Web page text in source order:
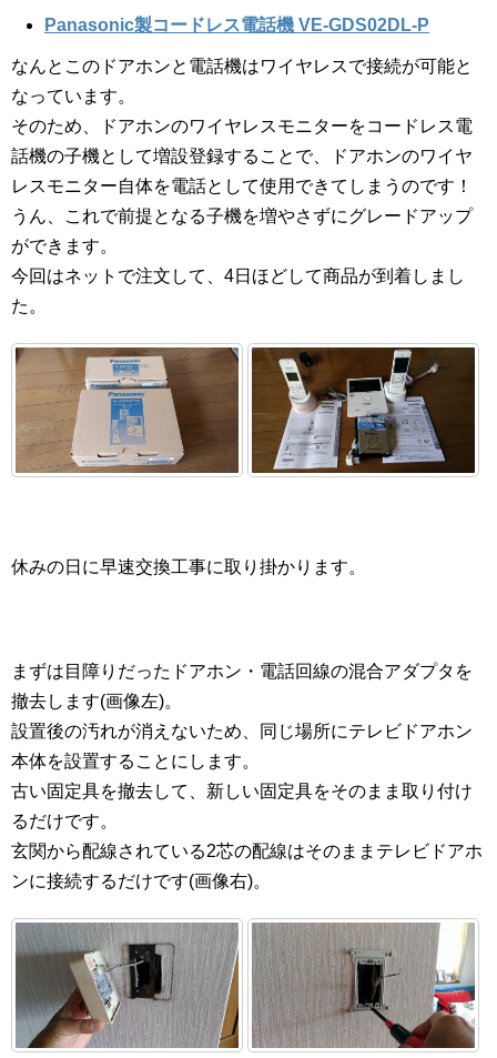
Panasonic製コードレス電話機 VE-GDS02DL-P
なんとこのドアホンと電話機はワイヤレスで接続が可能と
なっています。
そのため、ドアホンのワイヤレスモニターをコードレス電
話機の子機として増設登録することで、ドアホンのワイヤ
レスモニター自体を電話として使用できてしまうのです！
うん、これで前提となる子機を増やさずにグレードアップ
ができます。
今回はネットで注文して、4日ほどして商品が到着しまし
た。
休みの日に早速交換工事に取り掛かります。
まずは目障りだったドアホン・電話回線の混合アダプタを
撤去します(画像左)。
設置後の汚れが消えないため、同じ場所にテレビドアホン
本体を設置することにします。
古い固定具を撤去して、新しい固定具をそのまま取り付け
るだけです。
玄関から配線されている2芯の配線はそのままテレビドアホ
ンに接続するだけです(画像右)。